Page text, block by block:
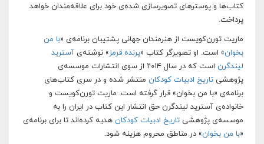
کتاب‌ها و پوسترهای تصویرسازی شده‌ی خود برای علاقه‌مندان خواهد
پرداخت.
ماریت تورن‌کویست از هنرمندان جهانی پشتیبان برنامه‌ی «با من
بخوان» است. او تصویرگر کتاب «پرنده قرمز» نوشته‌ی آسترید
لیندگرن
است که در سال ۲۰۱۴ از سوی انتشارات موسسه‌ی
پژوهشی تاریخ ادبیات کودکان منتشر شده و در سری کتاب‌های
برنامه‌ی «با من بخوان» قرار گرفته است. ماریت تورن‌کویست و
خانواده‌ی آسترید لیندگرن حق انتشار این کتاب در ایران را به
موسسه‌ی پژوهشی تاریخ ادبیات کودکان هدیه کرده‌اند تا برای برنامه‌ی
«با من بخوان» در مناطق محروم هزینه شود.